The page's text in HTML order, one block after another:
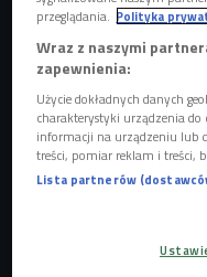
przeglądania. Polityka
Wraz z naszymi
zapewnienia:
Użycie dokładnych danych
charakterystyki urządzenia
informacji na urządzeniu lub
treści, pomiar reklam i treści,
Lista partnerów